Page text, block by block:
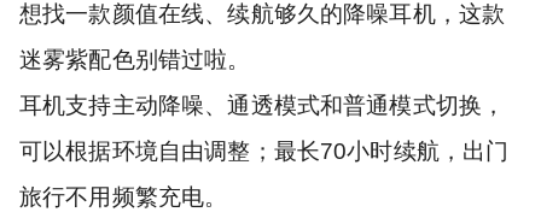
想找一款颜值在线、续航够久的降噪耳机，这款
迷雾紫配色别错过啦。
耳机支持主动降噪、通透模式和普通模式切换，
可以根据环境自由调整；最长70小时续航，出门
旅行不用频繁充电。